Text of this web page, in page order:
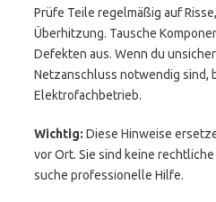
Prüfe Teile regelmäßig auf
Überhitzung. Tausche
Defekten aus. Wenn du
Netzanschluss notwendig sind,
Elektrofachbetrieb.
Wichtig: Diese Hinweise
vor Ort. Sie sind keine
suche professionelle Hilfe.